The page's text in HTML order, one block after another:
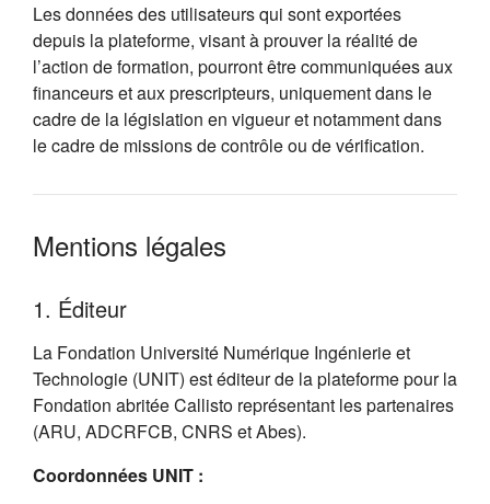
Les données des utilisateurs qui sont exportées
depuis la plateforme, visant à prouver la réalité de
l’action de formation, pourront être communiquées aux
financeurs et aux prescripteurs, uniquement dans le
cadre de la législation en vigueur et notamment dans
le cadre de missions de contrôle ou de vérification.
Mentions légales
1. Éditeur
La Fondation Université Numérique Ingénierie et
Technologie (UNIT) est éditeur de la plateforme pour la
Fondation abritée Callisto représentant les partenaires
(ARU, ADCRFCB, CNRS et Abes).
Coordonnées UNIT :